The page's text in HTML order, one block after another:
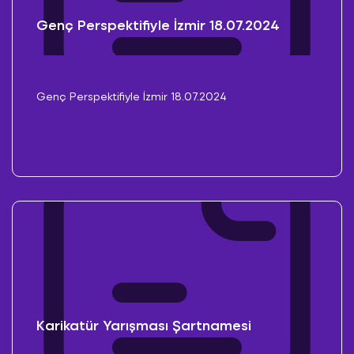
Genç Perspektifiyle İzmir 18.07.2024
Genç Perspektifiyle İzmir 18.07.2024
Karikatür Yarışması Şartnamesi